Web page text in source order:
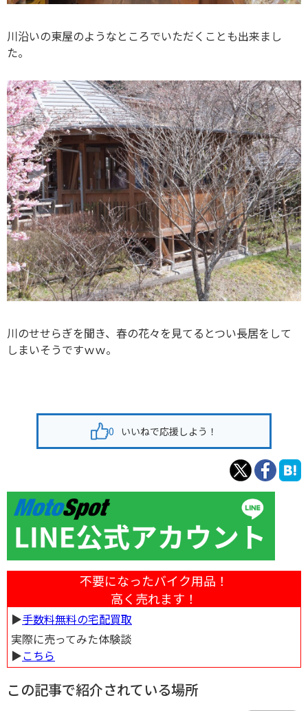
川沿いの東屋のようなところでいただくことも出来まし
た。
川のせせらぎを聞き、春の花々を見てるとつい長居をして
しまいそうですｗｗ。
0 いいねで応援しよう！
不要になったバイク用品！
高く売れます！
▶︎手数料無料の宅配買取
実際に売ってみた体験談
▶︎こちら
この記事で紹介されている場所